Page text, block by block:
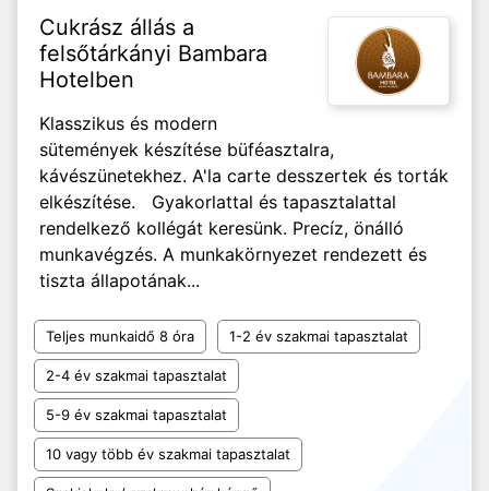
Cukrász állás a
felsőtárkányi Bambara
Hotelben
Klasszikus és modern
sütemények készítése büféasztalra,
kávészünetekhez. A'la carte desszertek és torták
elkészítése. Gyakorlattal és tapasztalattal
rendelkező kollégát keresünk. Precíz, önálló
munkavégzés. A munkakörnyezet rendezett és
tiszta állapotának...
Teljes munkaidő 8 óra 1-2 év szakmai tapasztalat
2-4 év szakmai tapasztalat
5-9 év szakmai tapasztalat
10 vagy több év szakmai tapasztalat